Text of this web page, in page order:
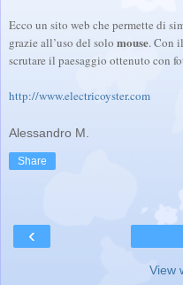
Ecco un sito web che permette di
grazie all’uso del solo mouse. Con
scrutare il paesaggio ottenuto con
http://www.electricoyster.com
Alessandro M.
Share
‹
View